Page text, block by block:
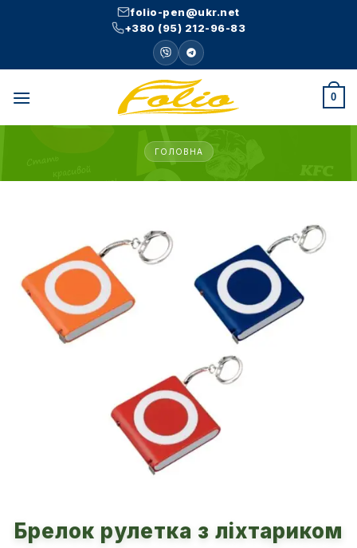
folio-pen@ukr.net
+380 (95) 212-96-83
0
ГОЛОВНА
Брелок рулетка з ліхтариком